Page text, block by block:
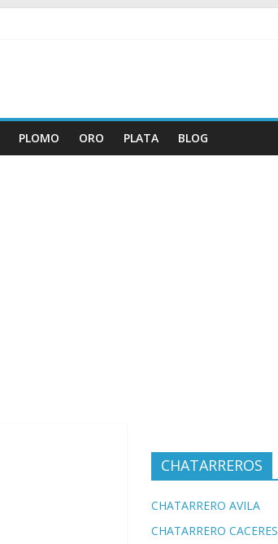
PLOMO ORO PLATA BLOG
CHATARREROS
CHATARRERO AVILA
CHATARRERO CACERES